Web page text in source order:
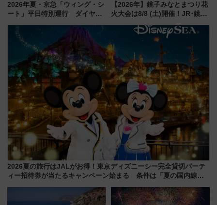
2026年夏・京急「ウィング・シ
ート」平日特別運行 ダイヤ・
三浦海岸を堪能できるお出かけ
プランもご紹介
【2026年】銚子みなとまつり花
火大会は8/8 (土)開催！JR･銚子
報、利根川に咲く8,000発の大迫
力＆屋台を満喫
2026夏の旅行はJALがお得！東京ディズニーシー完全貸切パーテ
ィー招待券が当たるキャンペーン始まる 条件は「夏の国内線に2